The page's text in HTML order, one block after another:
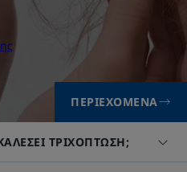
ΠΕΡΙΕΧΌΜΕΝΑ
ΤΡΙΧΌΠΤΩΣΗ;